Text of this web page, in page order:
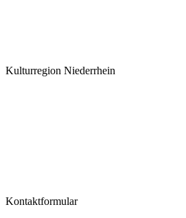
Kulturregion Niederrhein
Kontaktformular